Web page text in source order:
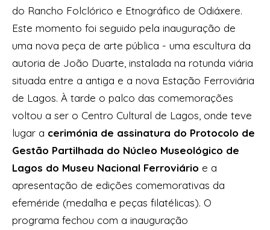
do Rancho Folclórico e Etnográfico de Odiáxere.
Este momento foi seguido pela inauguração de
uma nova peça de arte pública - uma escultura da
autoria de João Duarte, instalada na rotunda viária
situada entre a antiga e a nova Estação Ferroviária
de Lagos. À tarde o palco das comemorações
voltou a ser o Centro Cultural de Lagos, onde teve
lugar a cerimónia de assinatura do Protocolo de
Gestão Partilhada do Núcleo Museológico de
Lagos do Museu Nacional Ferroviário e a
apresentação de edições comemorativas da
efeméride (medalha e peças filatélicas). O
programa fechou com a inauguração